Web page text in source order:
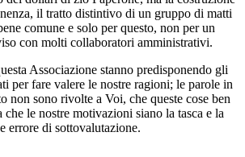
il tratto distintivo di un gruppo di matti
comune e solo per questo, non per un
con molti collaboratori amministrativi.
Associazione stanno predisponendo gli
per fare valere le nostre ragioni; le parole in
non sono rivolte a Voi, che queste cose ben
che le nostre motivazioni siano la tasca e la
errore di sottovalutazione.